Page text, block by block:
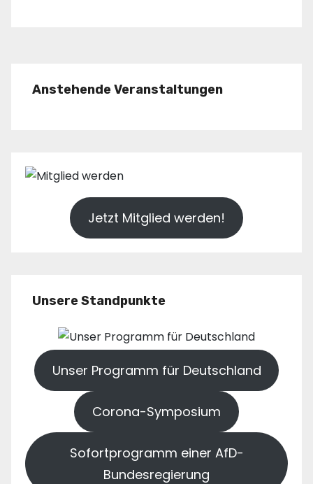
Anstehende Veranstaltungen
Jetzt Mitglied werden!
Unsere Standpunkte
Unser Programm für Deutschland
Corona-Symposium
Sofortprogramm einer AfD-
Bundesregierung